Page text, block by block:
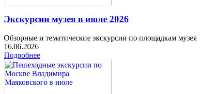
Экскурсии музея в июле 2026
Обзорные и тематические экскурсии по площадкам музея
16.06.2026
Подробнее